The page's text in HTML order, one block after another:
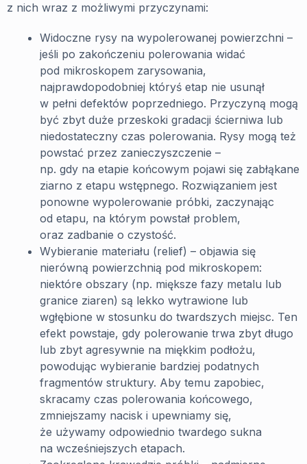
z nich wraz z możliwymi przyczynami:
Widoczne rysy na wypolerowanej powierzchni –
jeśli po zakończeniu polerowania widać
pod mikroskopem zarysowania,
najprawdopodobniej któryś etap nie usunął
w pełni defektów poprzedniego. Przyczyną mogą
być zbyt duże przeskoki gradacji ścierniwa lub
niedostateczny czas polerowania. Rysy mogą też
powstać przez zanieczyszczenie –
np. gdy na etapie końcowym pojawi się zabłąkane
ziarno z etapu wstępnego. Rozwiązaniem jest
ponowne wypolerowanie próbki, zaczynając
od etapu, na którym powstał problem,
oraz zadbanie o czystość.
Wybieranie materiału (relief) – objawia się
nierówną powierzchnią pod mikroskopem:
niektóre obszary (np. miększe fazy metalu lub
granice ziaren) są lekko wytrawione lub
wgłębione w stosunku do twardszych miejsc. Ten
efekt powstaje, gdy polerowanie trwa zbyt długo
lub zbyt agresywnie na miękkim podłożu,
powodując wybieranie bardziej podatnych
fragmentów struktury. Aby temu zapobiec,
skracamy czas polerowania końcowego,
zmniejszamy nacisk i upewniamy się,
że używamy odpowiednio twardego sukna
na wcześniejszych etapach.